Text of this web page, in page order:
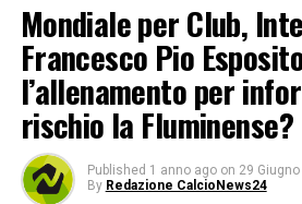
Mondiale per Club,
Francesco Pio
l’allenamento per
rischio la Fluminense?
Published 1 anno ago on 29
By Redazione CalcioNews24